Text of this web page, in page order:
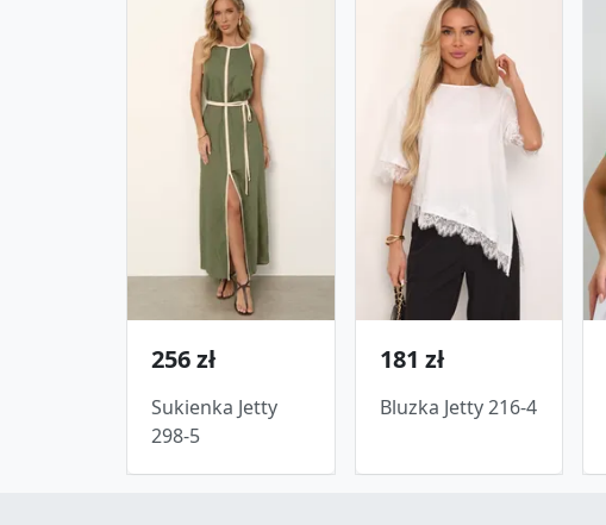
256 zł
Sukienka Jetty
298-5
181 zł
Bluzka Jetty 216-4